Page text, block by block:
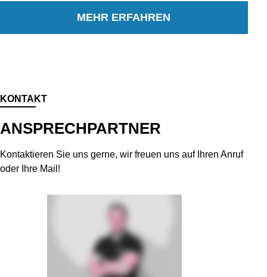
MEHR ERFAHREN
KONTAKT
ANSPRECHPARTNER
Kontaktieren Sie uns gerne, wir freuen uns auf Ihren Anruf
oder Ihre Mail!